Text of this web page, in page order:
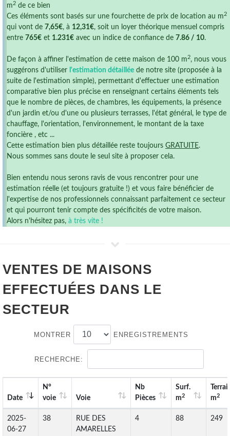
m 2 de ce bien
Ces éléments sont basés sur une fourchette de prix de location au m 2
qui vont de 7,65€, à 12,31€, soit un loyer théorique mensuel compris
entre 765€ et 1.231€ avec un indice de confiance de 7.86 / 10.
De façon à affiner l'estimation de cette maison de 100 m 2, nous vous
suggérons d'utiliser l'estimation détaillée de notre site (proposée à la
suite de l'estimation simple), permettant d'effectuer une estimation
comparative bien plus précise en renseignant certains éléments tels
que le nombre de pièces, de chambres, les équipements, la présence
d'un jardin et/ou d'une ou plusieurs terrasses, l'état général, le type de
chauffage, l'orientation, l'environnement, le montant de la taxe
foncière , etc ...
Cette estimation bien plus détaillée reste toujours GRATUITE.
Nous sommes sans doute le seul site à proposer cela.
Bien entendu nous serons ravis de vous rencontrer pour une
estimation réelle (et toujours gratuite !) et vous faire bénéficier de
l'expertise de nos professionnels connaissant parfaitement ce secteur
et qui pourront tenir compte des spécificités de votre maison.
Alors n'hésitez pas, à très vite !
VENTES DE MAISONS
EFFECTUÉES DANS LE
SECTEUR
MONTRER ENREGISTREMENTS
RECHERCHE:
Date
N°
voie
Voie
Nb
Pièces
Surf.
m2
m2
2025-
06-27
38
RUE DES
AMARELLES
4 88 249